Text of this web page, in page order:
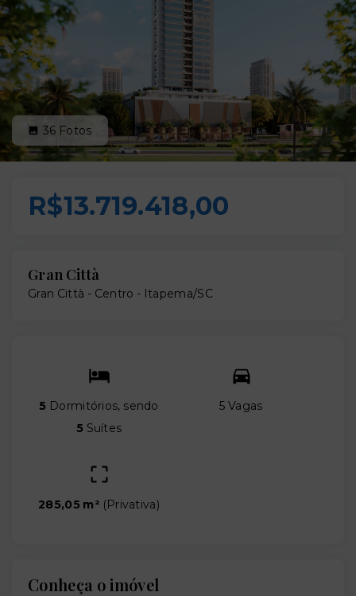
36 Fotos
R$13.719.418,00
Gran Città
Gran Città - Centro - Itapema/SC
5 Dormitórios, sendo
5 Suítes
5 Vagas
285,05 m² (Privativa)
Conheça o imóvel